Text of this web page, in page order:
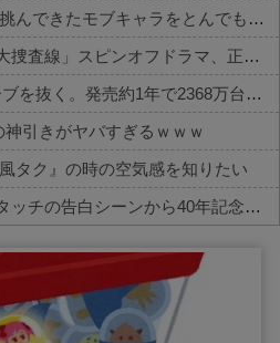
【画像】 範馬勇次郎さん、挑んできたモブキャラをとんでもない目に合わせてしまう
佐藤二朗さん主演の「踊る大捜査線」スピンオフドラマ、正式に中止との報道
『Switch2』、ゲームキューブを抜く。発売約1年で2368万台突破
神引きがヤバすぎるｗｗｗ
タク』の時の空気感を知りたい
【画像】漫画家あだち充、タッチの告白シーンから40年記念で自分自身が浅倉南になりきり投稿